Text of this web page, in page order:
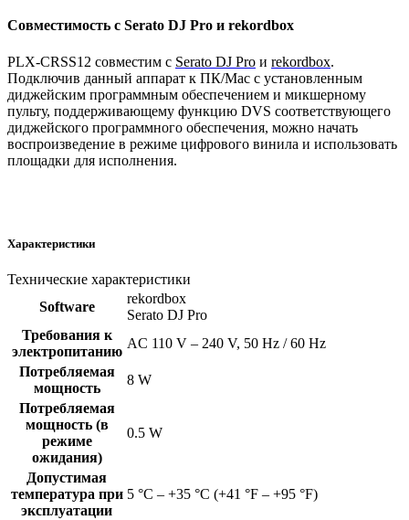
Совместимость с Serato DJ Pro и rekordbox
PLX-CRSS12 совместим с Serato DJ Pro и rekordbox.
Подключив данный аппарат к ПК/Mac с установленным
диджейским программным обеспечением и микшерному
пульту, поддерживающему функцию DVS соответствующего
диджейского программного обеспечения, можно начать
воспроизведение в режиме цифрового винила и использовать
площадки для исполнения.
Характеристики
Технические характеристики
Software
rekordbox
Serato DJ Pro
Требования к
электропитанию
AC 110 V – 240 V, 50 Hz / 60 Hz
Потребляемая
мощность
8 W
Потребляемая
мощность (в
режиме
ожидания)
0.5 W
Допустимая
температура при
эксплуатации
5 °C – +35 °C (+41 °F – +95 °F)